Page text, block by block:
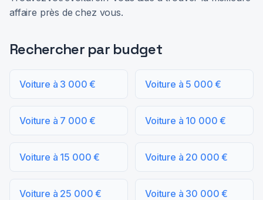
affaire près de chez vous.
Rechercher par budget
Voiture à 3 000 € Voiture à 5 000 €
Voiture à 7 000 € Voiture à 10 000 €
Voiture à 15 000 € Voiture à 20 000 €
Voiture à 25 000 € Voiture à 30 000 €